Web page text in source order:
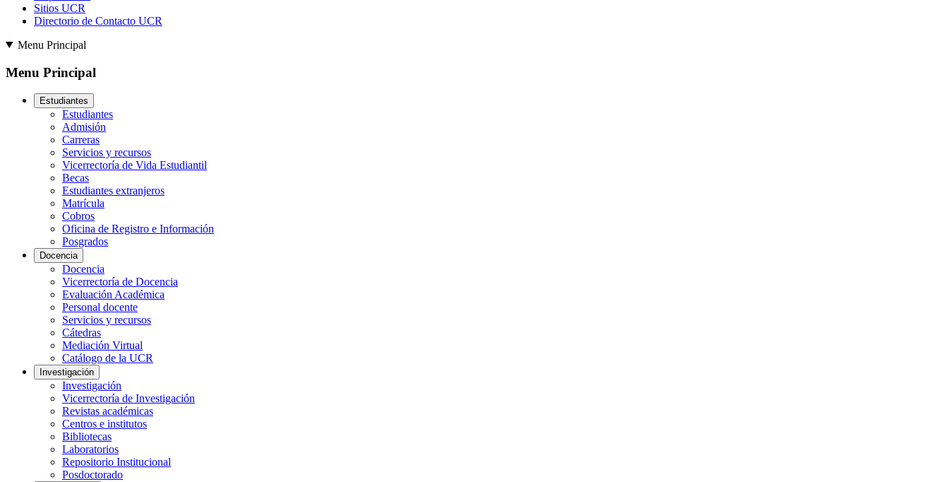
Sitios UCR
Directorio de Contacto UCR
Menu Principal
Menu Principal
Estudiantes
Estudiantes
Admisión
Carreras
Servicios y recursos
Vicerrectoría de Vida Estudiantil
Becas
Estudiantes extranjeros
Matrícula
Cobros
Oficina de Registro e Información
Posgrados
Docencia
Docencia
Vicerrectoría de Docencia
Evaluación Académica
Personal docente
Servicios y recursos
Cátedras
Mediación Virtual
Catálogo de la UCR
Investigación
Investigación
Vicerrectoría de Investigación
Revistas académicas
Centros e institutos
Bibliotecas
Laboratorios
Repositorio Institucional
Posdoctorado